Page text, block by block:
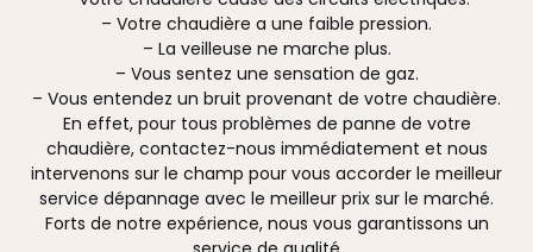
– Votre chaudière a une faible pression.
– La veilleuse ne marche plus.
– Vous sentez une sensation de gaz.
– Vous entendez un bruit provenant de votre chaudière.
En effet, pour tous problèmes de panne de votre
chaudière, contactez-nous immédiatement et nous
intervenons sur le champ pour vous accorder le meilleur
service dépannage avec le meilleur prix sur le marché.
Forts de notre expérience, nous vous garantissons un